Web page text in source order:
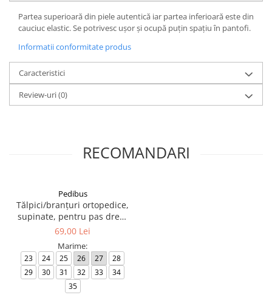
Partea superioară din piele autentică iar partea inferioară este din
cauciuc elastic. Se potrivesc ușor și ocupă puțin spațiu în pantofi.
Informatii conformitate produs
Caracteristici
Review-uri(0)
RECOMANDARI
Pedibus
Tălpici/branțuri ortopedice,
supinate, pentru pas drept
- Supi Easy
69,00 Lei
Marime:
23 24 25 26 27
28
29
30 31 32 33
34
35